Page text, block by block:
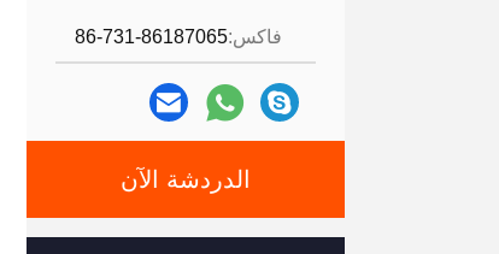
فاكس:86-731-86187065
الدردشة الآن